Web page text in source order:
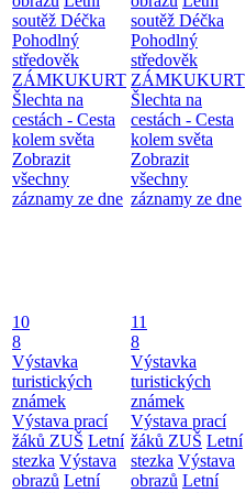
soutěž Déčka
Pohodlný
středověk
ZÁMKUKURT
Šlechta na
cestách - Cesta
kolem světa
Zobrazit
všechny
záznamy ze dne
soutěž Déčka
Pohodlný
středověk
ZÁMKUKURT
Šlechta na
cestách - Cesta
kolem světa
Zobrazit
všechny
záznamy ze dne
10
8
Výstavka
turistických
známek
Výstava prací
žáků ZUŠ Letní
stezka Výstava
obrazů Letní
11
8
Výstavka
turistických
známek
Výstava prací
žáků ZUŠ Letní
stezka Výstava
obrazů Letní